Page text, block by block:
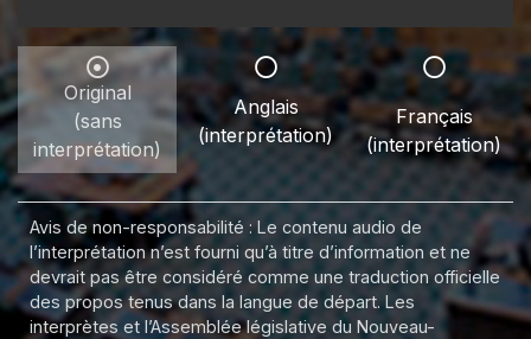
Original
(sans
interprétation)
Anglais
(interprétation)
Français
(interprétation)
Avis de non-responsabilité : Le contenu audio de
l’interprétation n’est fourni qu’à titre d’information et ne
devrait pas être considéré comme une traduction officielle
des propos tenus dans la langue de départ. Les
interprètes et l’Assemblée législative du Nouveau-